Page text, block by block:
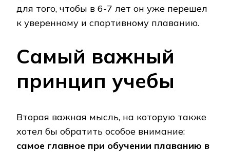
для того, чтобы в 6-7 лет он уже перешел
к уверенному и спортивному плаванию.
Самый важный
принцип учебы
Вторая важная мысль, на которую также
хотел бы обратить особое внимание:
самое главное при обучении плаванию в